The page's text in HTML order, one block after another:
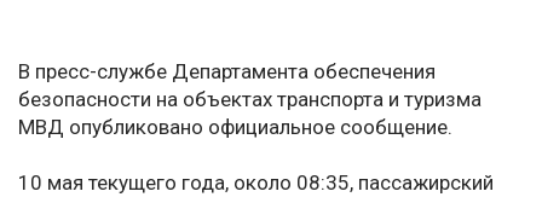
В пресс-службе Департамента обеспечения
безопасности на объектах транспорта и туризма
МВД опубликовано официальное сообщение.
10 мая текущего года, около 08:35, пассажирский